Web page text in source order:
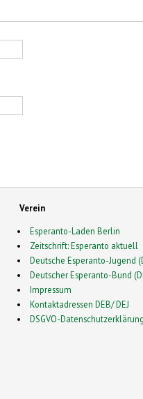
Verein
Esperanto-Laden Berlin
Zeitschrift: Esperanto aktuell
Deutsche Esperanto-Jugend
Deutscher Esperanto-Bund
Impressum
Kontaktadressen DEB/ DEJ
DSGVO-Datenschutzerklärung